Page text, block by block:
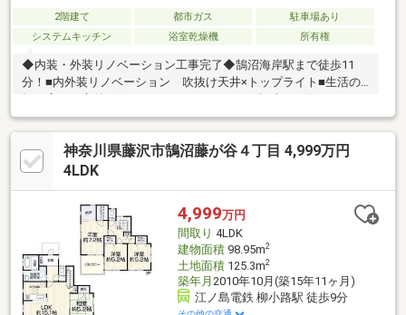
2階建て 都市ガス
駐車場あり
システムキッチン
浴室乾燥機 所有権
◆内装・外装リノベーション工事完了◆鵠沼海岸駅まで徒歩11
分！■内外装リノベーション 吹抜け天井×トップライト■生活の
湘南海岸公園至近！ 海を感じる湘南らしい戸建て【リフォーム
内容】クロス貼替/建具交換/フロアタイル施工キッチン/ユニット
バス/トイレ/洗面化粧台スイッチパネル/下足入れ/クリーニング
他【外装工事】屋根・外壁高圧洗浄/塗装（雨樋・門塀含む）バル
神奈川県藤沢市鵠沼藤が谷４丁目 4,999万円
4LDK
4,999万円
間取り 4LDK
建物面積98.95m2
土地面積125.3m2
築年月 2010年10月(築15年11ヶ月)
江ノ島電鉄 柳小路駅 徒歩9分